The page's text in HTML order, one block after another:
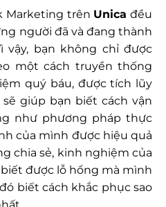
Marketing trên Unica đều
người đã và đang thành
vậy, bạn không chỉ được
một cách truyền thống
quý báu, được tích lũy
giúp bạn biết cách vận
như phương pháp thực
của mình được hiệu quả
chia sẻ, kinh nghiệm của
biết được lỗ hổng mà mình
biết cách khắc phục sao